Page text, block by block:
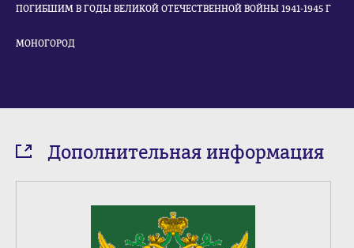
ПОГИБШИМ В ГОДЫ ВЕЛИКОЙ ОТЕЧЕСТВЕННОЙ ВОЙНЫ 1941-1945 Г
МОНОГОРОД
Дополнительная информация